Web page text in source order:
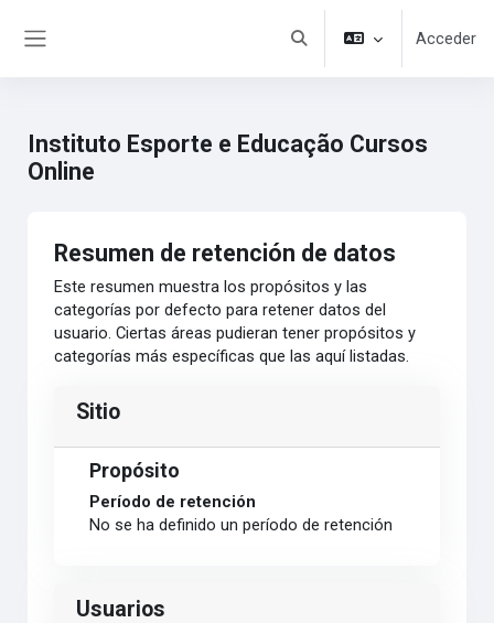
Selector de búsqueda de
Acceder
Instituto Esporte e Educação Cursos
Online
Resumen de retención de datos
Este resumen muestra los propósitos y las
categorías por defecto para retener datos del
usuario. Ciertas áreas pudieran tener propósitos y
categorías más específicas que las aquí listadas.
Sitio
Propósito
Período de retención
No se ha definido un período de retención
Usuarios